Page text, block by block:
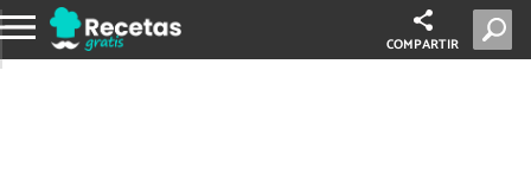
COMPARTIR